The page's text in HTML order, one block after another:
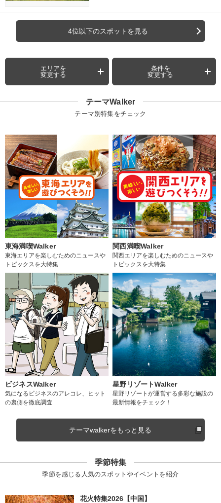
4位以下のスポットを見る
エリアを
変更する
条件を
変更する
テーマWalker
テーマ別特集をチェック
東海満喫Walker
東海エリアを楽しむためのニュースや
トピックスを大特集
関西満喫Walker
関西エリアを楽しむためのニュースや
トピックスを大特集
ビジネスWalker
気になるビジネスのアレコレ、ヒット
の裏側を徹底調査
星野リゾートWalker
星野リゾートが運営する多彩な施設の
最新情報をチェック！
テーマwalkerをもっと見る
季節特集
季節を感じる人気のスポットやイベントを紹介
花火特集2026【中国】